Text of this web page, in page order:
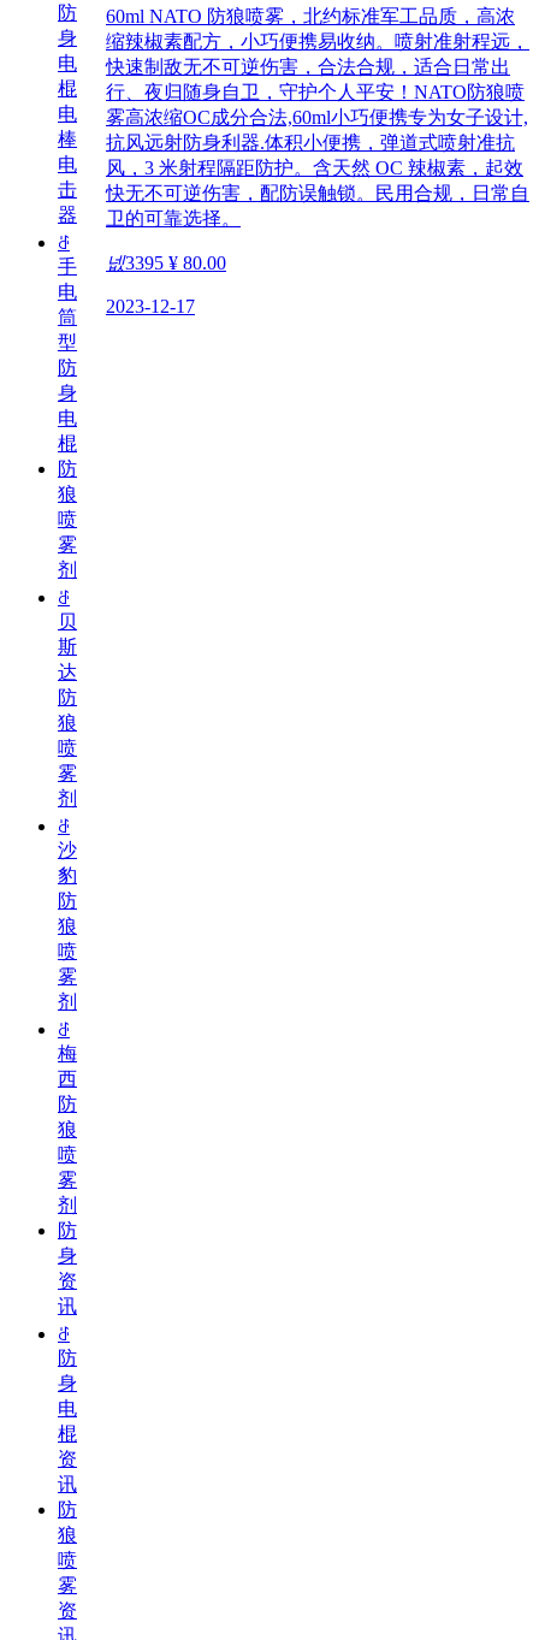
60ml NATO 防狼喷雾，北约标准军工品质，高浓
缩辣椒素配方，小巧便携易收纳。喷射准射程远，
快速制敌无不可逆伤害，合法合规，适合日常出
行、夜归随身自卫，守护个人平安！NATO防狼喷
雾高浓缩OC成分合法,60ml小巧便携专为女子设计,
抗风远射防身利器.体积小便携，弹道式喷射准抗
风，3 米射程隔距防护。含天然 OC 辣椒素，起效
快无不可逆伤害，配防误触锁。民用合规，日常自
卫的可靠选择。
넶3395 ¥ 80.00
2023-12-17
防
身
电
棍
电
棒
电
击
器
ꁕ
手
电
筒
型
防
身
电
棍
防
狼
喷
雾
剂
ꁕ
贝
斯
达
防
狼
喷
雾
剂
ꁕ
沙
豹
防
狼
喷
雾
剂
ꁕ
梅
西
防
狼
喷
雾
剂
防
身
资
讯
ꁕ
防
身
电
棍
资
讯
防
狼
喷
雾
资
讯